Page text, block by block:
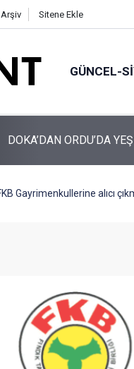
Arşiv Sitene Ekle
GÜNCEL-
YENİ PARTİ’NİN
Gayrimenkullerine alıcı